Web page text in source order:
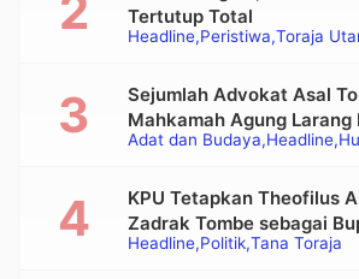
Headline Peristiwa Toraja
Tertutup Total
Adat dan Budaya Headline
Sejumlah Advokat Asal
Mahkamah Agung Larang
Alat Berat pada Eksekusi
Headline Politik Tana Toraja
KPU Tetapkan Theofilus
Zadrak Tombe sebagai
Bupati Tana Toraja Terpilih